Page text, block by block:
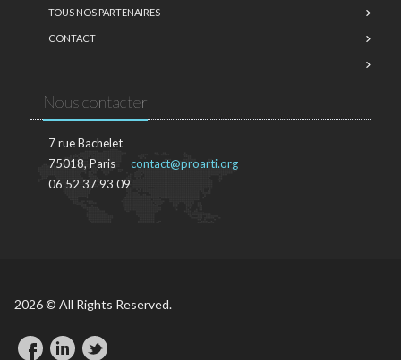
TOUS NOS PARTENAIRES
CONTACT
Nous contacter
7 rue Bachelet
75018, Paris
06 52 37 93 09
contact@proarti.org
2026 © All Rights Reserved.